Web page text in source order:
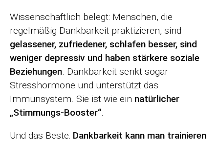
Wissenschaftlich belegt: Menschen, die
regelmäßig Dankbarkeit praktizieren, sind
gelassener, zufriedener, schlafen besser, sind
weniger depressiv und haben stärkere soziale
Beziehungen. Dankbarkeit senkt sogar
Stresshormone und unterstützt das
Immunsystem. Sie ist wie ein natürlicher
„Stimmungs-Booster“.
Und das Beste: Dankbarkeit kann man trainieren